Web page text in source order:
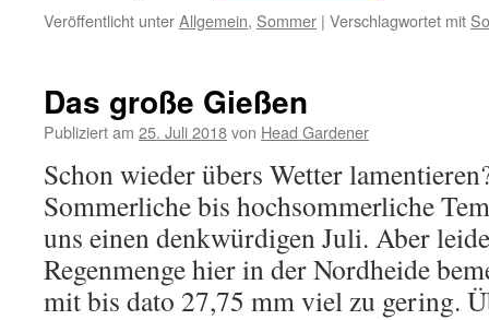
Veröffentlicht unterAllgemein, Sommer | Verschlagwortet mit
Das große Gießen
Publiziert am 25. Juli 2018von Head Gardener
Schon wieder übers Wetter
Sommerliche bis hochsommerliche
uns einen denkwürdigen Juli. Aber
Regenmenge hier in der Nordheide
mit bis dato 27,75 mm viel zu gering.